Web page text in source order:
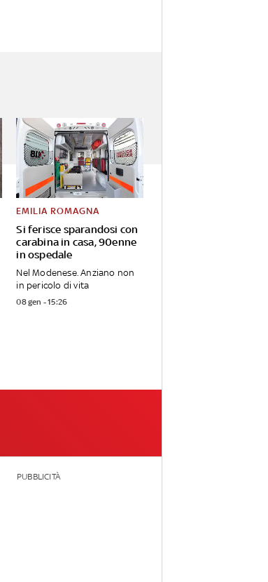
Si ferisce sparandosi con
carabina in casa, 90enne
in ospedale
EMILIA ROMAGNA
Nel Modenese. Anziano non
in pericolo di vita
08 gen - 15:26
PUBBLICITÀ